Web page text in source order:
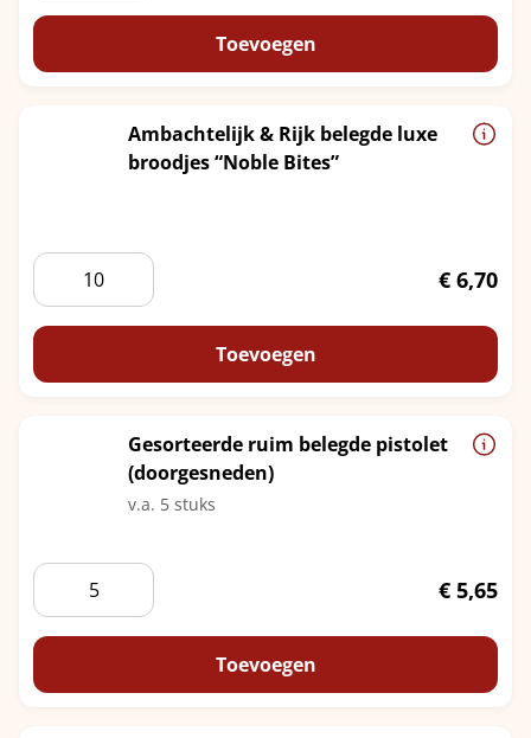
minibroodjes
aantal
Toevoegen
Ambachtelijk & Rijk belegde luxe
broodjes “Noble Bites”
Ambachtelijk
&
Rijk
luxe
€ 6,70
Toevoegen
Gesorteerde ruim belegde pistolet
(doorgesneden)
v.a. 5 stuks
Gesorteerde
ruim
belegde
(doorgesneden)
€ 5,65
Toevoegen